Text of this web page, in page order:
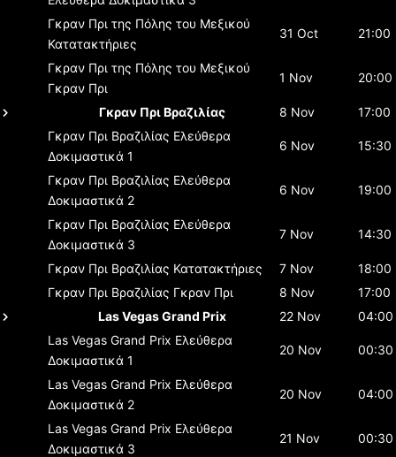
Γκραν Πρι της Πόλης του Μεξικού
Κατατακτήριες
31 Oct 21:00
Γκραν Πρι της Πόλης του Μεξικού
Γκραν Πρι
1 Nov 20:00
Γκραν Πρι Βραζιλίας 8 Nov
17:00
Γκραν Πρι Βραζιλίας Ελεύθερα
Δοκιμαστικά 1
6 Nov 15:30
Γκραν Πρι Βραζιλίας Ελεύθερα
Δοκιμαστικά 2
6 Nov 19:00
Γκραν Πρι Βραζιλίας Ελεύθερα
Δοκιμαστικά 3
7 Nov 14:30
Γκραν Πρι Βραζιλίας Κατατακτήριες 7 Nov
18:00
Γκραν Πρι Βραζιλίας Γκραν Πρι 8 Nov
17:00
Las Vegas Grand Prix
22 Nov
04:00
Las Vegas Grand Prix Ελεύθερα
Δοκιμαστικά 1
20 Nov 00:30
Las Vegas Grand Prix Ελεύθερα
Δοκιμαστικά 2
20 Nov 04:00
Las Vegas Grand Prix Ελεύθερα
Δοκιμαστικά 3
21 Nov 00:30